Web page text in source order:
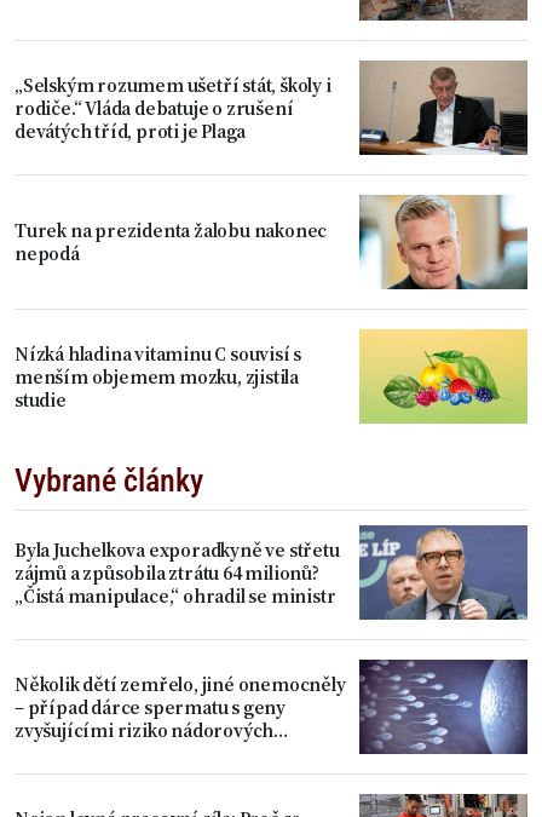
„Selským rozumem ušetří stát, školy i
rodiče.“ Vláda debatuje o zrušení
devátých tříd, proti je Plaga
Turek na prezidenta žalobu nakonec
nepodá
Nízká hladina vitaminu C souvisí s
menším objemem mozku, zjistila
studie
Vybrané články
Byla Juchelkova exporadkyně ve střetu
zájmů a způsobila ztrátu 64 milionů?
„Čistá manipulace,“ ohradil se ministr
Několik dětí zemřelo, jiné onemocněly
– případ dárce spermatu s geny
zvyšujícími riziko nádorových